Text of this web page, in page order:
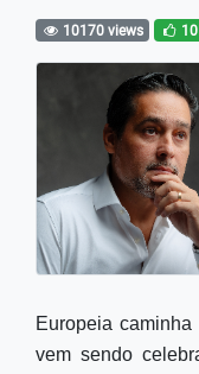
10170 views
Europeia
vem sendo